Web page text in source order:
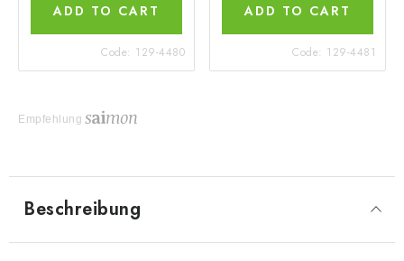
ADD TO CART
Code: 129-4480
ADD TO CART
Code: 129-4481
Empfehlung
Beschreibung